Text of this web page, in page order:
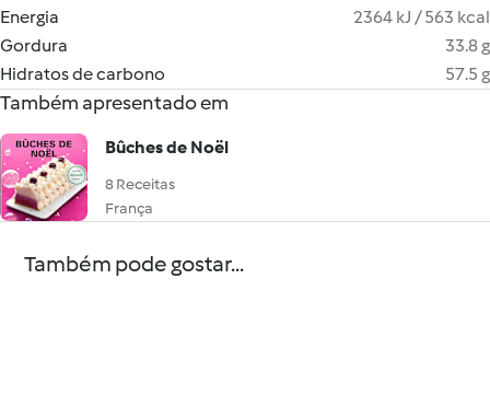
Energia
2364 kJ / 563 kcal
Gordura
33.8 g
Hidratos de carbono
57.5 g
Também apresentado em
Bûches de Noël
8 Receitas
França
Também pode gostar...